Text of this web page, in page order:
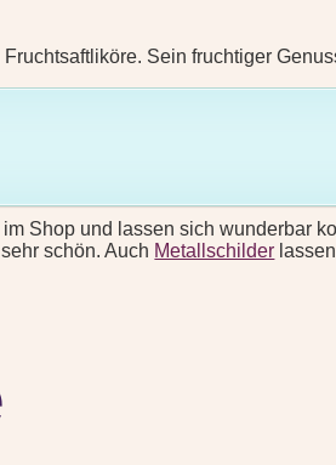
Sein fruchtiger
Shop und lassen sich wunderbar
schön. Auch Metallschilder